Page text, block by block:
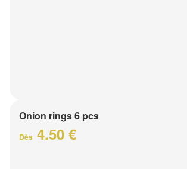
Onion rings 6 pcs
Dès 4.50 €